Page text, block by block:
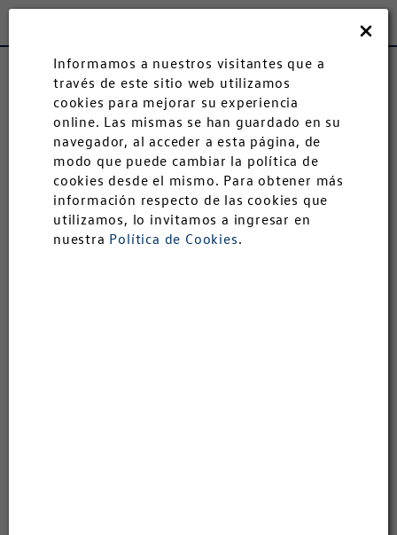
Informamos a nuestros visitantes que a
través de este sitio web utilizamos
cookies para mejorar su experiencia
online. Las mismas se han guardado en su
navegador, al acceder a esta página, de
modo que puede cambiar la política de
cookies desde el mismo. Para obtener más
información respecto de las cookies que
utilizamos, lo invitamos a ingresar en
nuestra Política de Cookies.
Modelos
Autoahorro
Postventa
Chapa y Pintura
Solicitá tu Test Drive de Amarok